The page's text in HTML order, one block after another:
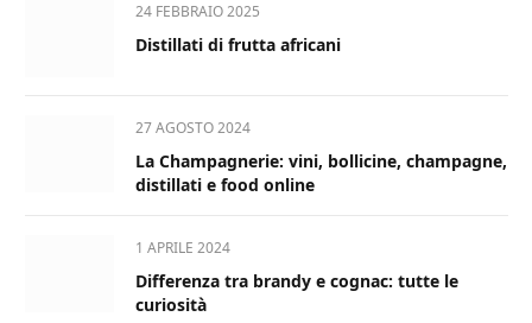
24 FEBBRAIO 2025
Distillati di frutta africani
27 AGOSTO 2024
La Champagnerie: vini, bollicine, champagne,
distillati e food online
1 APRILE 2024
Differenza tra brandy e cognac: tutte le
curiosità